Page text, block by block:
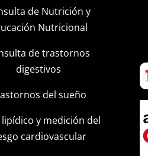
de Nutrición y
Nutricional
de trastornos
digestivos
del sueño
y medición del
cardiovascular